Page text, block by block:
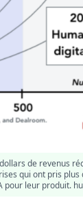
de revenus
qui ont pris plus
pour leur produit.